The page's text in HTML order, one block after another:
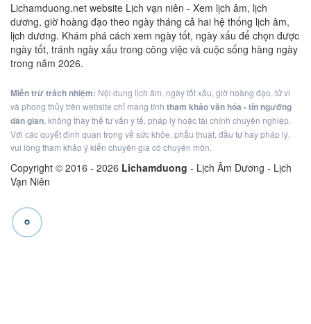
Lichamduong.net website Lịch vạn niên - Xem lịch âm, lịch
dương, giờ hoàng đạo theo ngày tháng cả hai hệ thống lịch âm,
lịch dương. Khám phá cách xem ngày tốt, ngày xấu để chọn được
ngày tốt, tránh ngày xấu trong công việc và cuộc sống hàng ngày
trong năm 2026.
Miễn trừ trách nhiệm: Nội dung lịch âm, ngày tốt xấu, giờ hoàng đạo, tử vi
và phong thủy trên website chỉ mang tính tham khảo văn hóa - tín ngưỡng
dân gian, không thay thế tư vấn y tế, pháp lý hoặc tài chính chuyên nghiệp.
Với các quyết định quan trọng về sức khỏe, phẫu thuật, đầu tư hay pháp lý,
vui lòng tham khảo ý kiến chuyên gia có chuyên môn.
Copyright © 2016 - 2026 Lichamduong - Lịch Âm Dương - Lịch
Vạn Niên